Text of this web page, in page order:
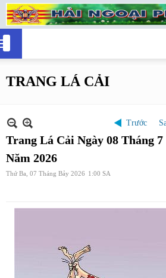
TRANG LÁ CẢI
Trước
Trang Lá Cải Ngày 08 Tháng 7
Năm 2026
Thứ Ba, 07 Tháng Bảy 2026 1:00 SA